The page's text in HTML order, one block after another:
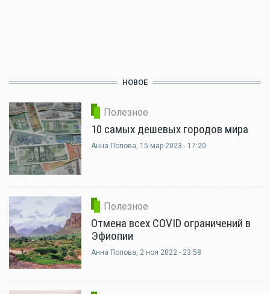
НОВОЕ
Полезное
10 самых дешевых городов мира
Анна Попова, 15 мар 2023 - 17:20
Полезное
Отмена всех COVID ограничений в
Эфиопии
Анна Попова, 2 ноя 2022 - 23:58